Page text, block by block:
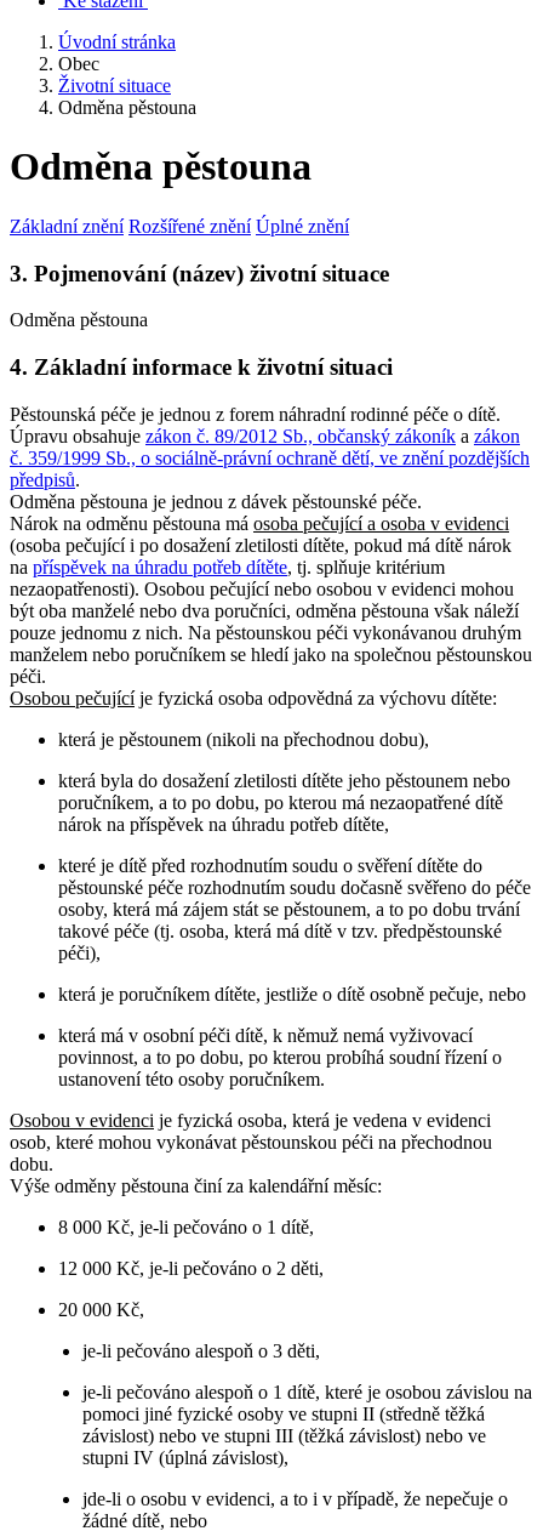
Úvodní stránka
Obec
Životní situace
Odměna pěstouna
Odměna pěstouna
Základní znění Rozšířené znění Úplné znění
3. Pojmenování (název) životní situace
Odměna pěstouna
4. Základní informace k životní situaci
Pěstounská péče je jednou z forem náhradní rodinné péče o dítě.
Úpravu obsahuje zákon č. 89/2012 Sb., občanský zákoník a zákon
č. 359/1999 Sb., o sociálně-právní ochraně dětí, ve znění pozdějších
předpisů.
Odměna pěstouna je jednou z dávek pěstounské péče.
Nárok na odměnu pěstouna má osoba pečující a osoba v evidenci
(osoba pečující i po dosažení zletilosti dítěte, pokud má dítě nárok
na příspěvek na úhradu potřeb dítěte, tj. splňuje kritérium
nezaopatřenosti). Osobou pečující nebo osobou v evidenci mohou
být oba manželé nebo dva poručníci, odměna pěstouna však náleží
pouze jednomu z nich. Na pěstounskou péči vykonávanou druhým
manželem nebo poručníkem se hledí jako na společnou pěstounskou
péči.
Osobou pečujícíje fyzická osoba odpovědná za výchovu dítěte:
která je pěstounem (nikoli na přechodnou dobu),
která byla do dosažení zletilosti dítěte jeho pěstounem nebo
poručníkem, a to po dobu, po kterou má nezaopatřené dítě
nárok na příspěvek na úhradu potřeb dítěte,
které je dítě před rozhodnutím soudu o svěření dítěte do
pěstounské péče rozhodnutím soudu dočasně svěřeno do péče
osoby, která má zájem stát se pěstounem, a to po dobu trvání
takové péče (tj. osoba, která má dítě v tzv. předpěstounské
péči),
která je poručníkem dítěte, jestliže o dítě osobně pečuje, nebo
která má v osobní péči dítě, k němuž nemá vyživovací
povinnost, a to po dobu, po kterou probíhá soudní řízení o
ustanovení této osoby poručníkem.
Osobou v evidenci je fyzická osoba, která je vedena v evidenci
osob, které mohou vykonávat pěstounskou péči na přechodnou
dobu.
Výše odměny pěstouna činí za kalendářní měsíc:
8 000 Kč, je-li pečováno o 1 dítě,
12 000 Kč, je-li pečováno o 2 děti,
20 000 Kč,
je-li pečováno alespoň o 3 děti,
je-li pečováno alespoň o 1 dítě, které je osobou závislou na
pomoci jiné fyzické osoby ve stupni II (středně těžká
závislost) nebo ve stupni III (těžká závislost) nebo ve
stupni IV (úplná závislost),
jde-li o osobu v evidenci, a to i v případě, že nepečuje o
žádné dítě, nebo